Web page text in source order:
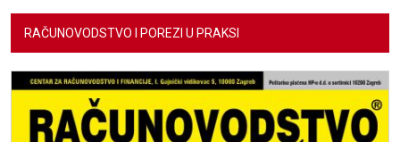
RAČUNOVODSTVO I POREZI U PRAKSI